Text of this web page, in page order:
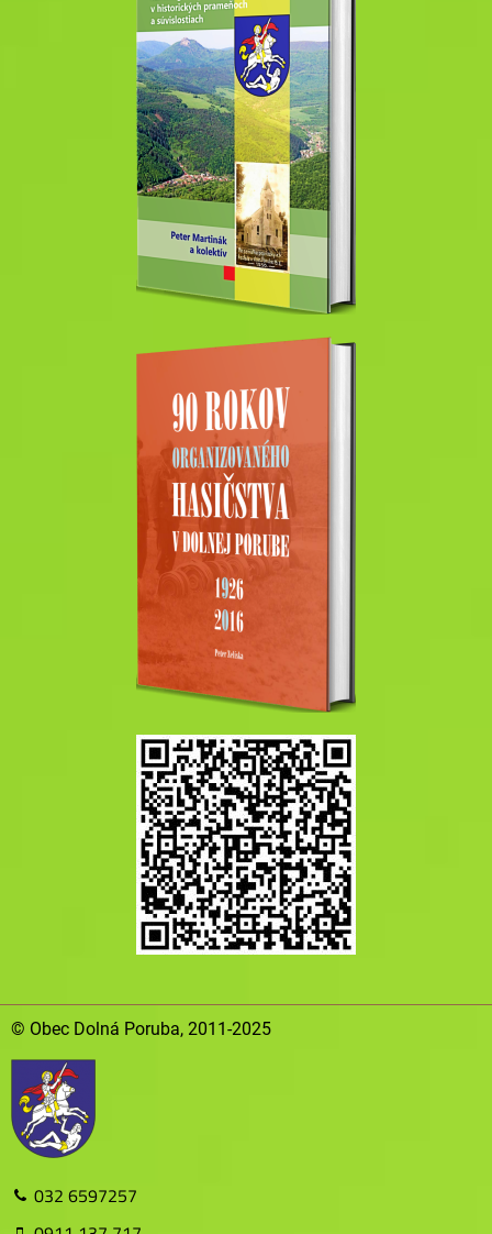
© Obec Dolná Poruba, 2011-2025
032 6597257